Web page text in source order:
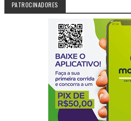
PATROCINADORES